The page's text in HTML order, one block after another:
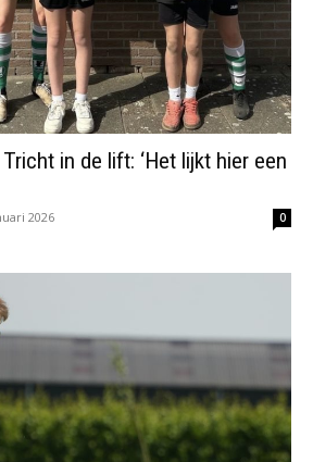
in de lift: ‘Het lijkt hier een
2026 0